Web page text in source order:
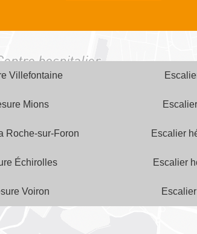
Villefontaine
Mions
Roche-sur-Foron Escalier
Échirolles Escalier
Voiron